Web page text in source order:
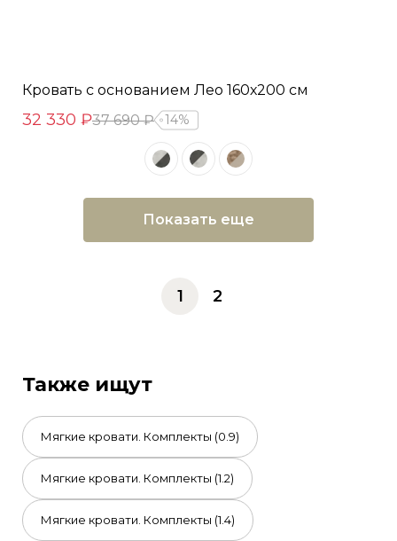
Кровать с основанием Лео 160х200 см
32 330 ₽37 690 ₽ 14%
Показать еще
1 2
Также ищут
Мягкие кровати. Комплекты (0.9)
Мягкие кровати. Комплекты (1.2)
Мягкие кровати. Комплекты (1.4)